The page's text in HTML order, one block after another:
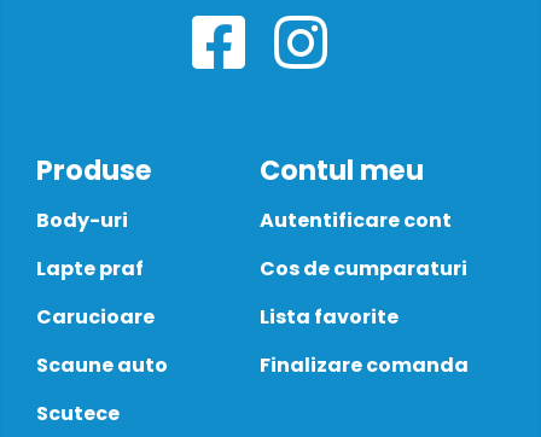
Produse
Body-uri
Lapte praf
Carucioare
Scaune auto
Scutece
Contul meu
Autentificare cont
Cos de cumparaturi
Lista favorite
Finalizare comanda